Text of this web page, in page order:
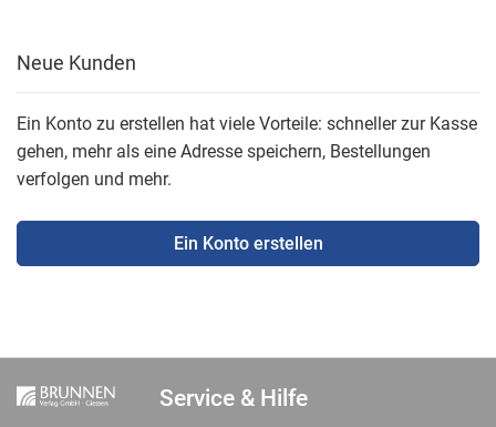
Neue Kunden
Ein Konto zu erstellen hat viele Vorteile: schneller zur Kasse
gehen, mehr als eine Adresse speichern, Bestellungen
verfolgen und mehr.
Ein Konto erstellen
Service & Hilfe